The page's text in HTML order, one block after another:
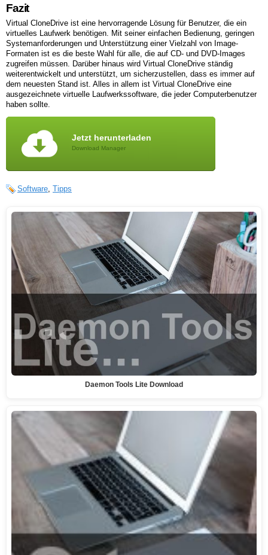
Fazit
Virtual CloneDrive ist eine hervorragende Lösung für Benutzer, die ein
virtuelles Laufwerk benötigen. Mit seiner einfachen Bedienung, geringen
Systemanforderungen und Unterstützung einer Vielzahl von Image-
Formaten ist es die beste Wahl für alle, die auf CD- und DVD-Images
zugreifen müssen. Darüber hinaus wird Virtual CloneDrive ständig
weiterentwickelt und unterstützt, um sicherzustellen, dass es immer auf
dem neuesten Stand ist. Alles in allem ist Virtual CloneDrive eine
ausgezeichnete virtuelle Laufwerkssoftware, die jeder Computerbenutzer
haben sollte.
Jetzt herunterladen
Download Manager
Software, Tipps
Daemon Tools Lite Download